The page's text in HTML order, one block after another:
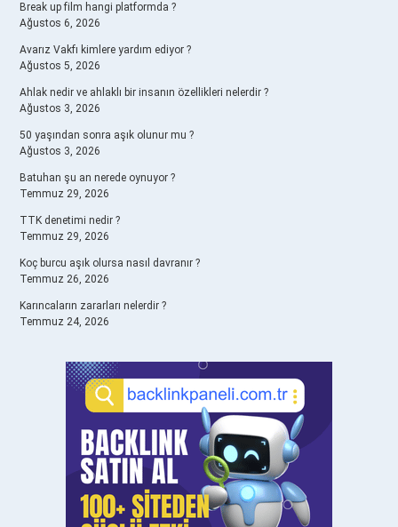
Break up film hangi platformda ?
Ağustos 6, 2026
Avarız Vakfı kimlere yardım ediyor ?
Ağustos 5, 2026
Ahlak nedir ve ahlaklı bir insanın özellikleri nelerdir ?
Ağustos 3, 2026
50 yaşından sonra aşık olunur mu ?
Ağustos 3, 2026
Batuhan şu an nerede oynuyor ?
Temmuz 29, 2026
TTK denetimi nedir ?
Temmuz 29, 2026
Koç burcu aşık olursa nasıl davranır ?
Temmuz 26, 2026
Karıncaların zararları nelerdir ?
Temmuz 24, 2026